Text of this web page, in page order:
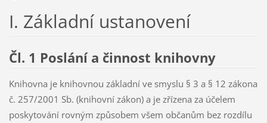
I. Základní ustanovení
Čl. 1 Poslání a činnost knihovny
Knihovna je knihovnou základní ve smyslu § 3 a § 12 zákona
č. 257/2001 Sb. (knihovní zákon) a je zřízena za účelem
poskytování rovným způsobem všem občanům bez rozdílu